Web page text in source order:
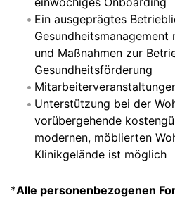
Ein ausgeprägtes
und Maßnahmen zur
Gesundheitsförderung
Unterstützung bei der
vorübergehende
modernen, möblierten
Klinikgelände ist möglich
*Alle personenbezogenen